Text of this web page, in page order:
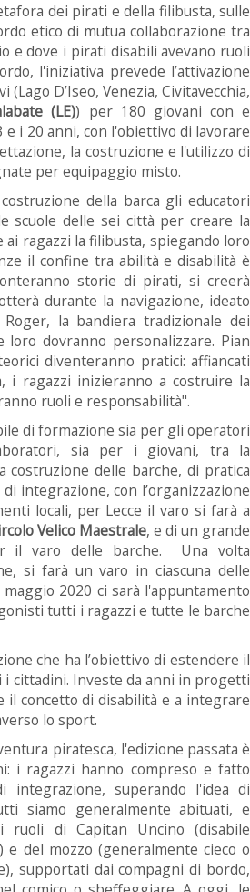
dei pirati e della filibusta, sulle
etico di mutua collaborazione tra
e dove i pirati disabili avevano ruoli
l'iniziativa prevede l’attivazione
D’Iseo, Venezia, Civitavecchia,
(LE)) per 180 giovani con e
e i 20 anni, con l'obiettivo di lavorare
la costruzione e l'utilizzo di
per equipaggio misto.
della barca gli educatori
scuole delle sei città per creare la
ai ragazzi la filibusta, spiegando loro
il confine tra abilità e disabilità è
storie di pirati, si creerà
durante la navigazione, ideato
la bandiera tradizionale dei
loro dovranno personalizzare. Pian
diventeranno pratici: affiancati
i ragazzi inizieranno a costruire la
ruoli e responsabilità".
di formazione sia per gli operatori
sia per i giovani, tra la
costruzione delle barche, di pratica
integrazione, con l’organizzazione
locali, per Lecce il varo si farà a
Velico Maestrale, e di un grande
il varo delle barche. Una volta
si farà un varo in ciascuna delle
2020 ci sarà l'appuntamento
tutti i ragazzi e tutte le barche
che ha l’obiettivo di estendere il
cittadini. Investe da anni in progetti
il concetto di disabilità e a integrare
lo sport.
piratesca, l'edizione passata è
i ragazzi hanno compreso e fatto
integrazione, superando l'idea di
siamo generalmente abituati, e
ruoli di Capitan Uncino (disabile
e del mozzo (generalmente cieco o
supportati dai compagni di bordo,